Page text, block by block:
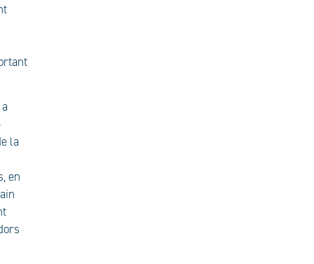
la
en